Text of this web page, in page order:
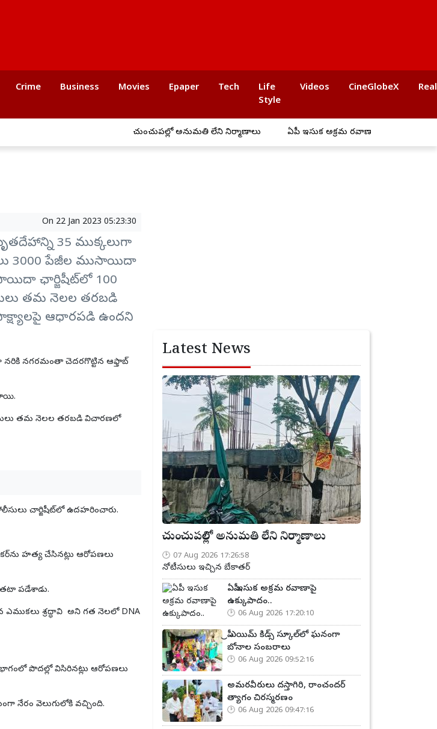
Crime Business Movies Epaper Tech
Life
Style
Videos CineGlobeX
చుంచుపల్లిలో అనుమతి లేని నిర్మాణాలు ఏపీ ఇసుక అక్రమ రవాణాపై ఉక్కుపాదం..
On 22 Jan 2023 05:23:30
35 ముక్కలుగా
3000 పేజీల ముసాయిదా
ఛార్జిషీట్‌లో 100
తమ నెలల తరబడి
ఆధారపడి ఉందని
నరికి నగరమంతా చెదరగొట్టిన ఆఫ్తాబ్
తమ నెలల తరబడి విచారణలో
చార్జిషీట్‌లో ఉదహరించారు.
ను హత్య చేసినట్లు ఆరోపణలు
పడేశాడు.
ఎముకలు శ్రద్ధావి అని గత నెలలో DNA
పొదల్లో విసిరినట్లు ఆరోపణలు
నేరం వెలుగులోకి వచ్చింది.
Latest News
చుంచుపల్లిలో అనుమతి లేని నిర్మాణాలు
07 Aug 2026 17:26:58
నోటీసులు ఇచ్చిన బేకాతర్
ఏపీ ఇసుక అక్రమ రవాణాపై
ఉక్కుపాదం..
06 Aug 2026 17:20:10
ప్రీ ఎయిమ్ కిడ్స్ స్కూల్‌లో ఘనంగా
బోనాల సంబరాలు
06 Aug 2026 09:52:16
అమరవీరులు దస్తాగిరి, రాంచందర్
త్యాగం చిరస్మరణం
06 Aug 2026 09:47:16